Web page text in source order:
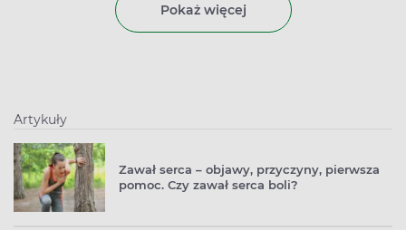
Pokaż więcej
Artykuły
Zawał serca – objawy, przyczyny, pierwsza
pomoc. Czy zawał serca boli?